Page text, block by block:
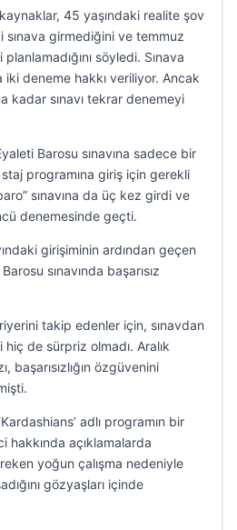
45 yaşındaki realite şov
sınava girmediğini ve temmuz
söyledi. Sınava
iki deneme hakkı veriliyor. Ancak
kadar sınavı tekrar denemeyi
Barosu sınavına sadece bir
programına giriş için gerekli
sınavına da üç kez girdi ve
denemesinde geçti.
girişiminin ardından geçen
sınavında başarısız
takip edenler için, sınavdan
de sürpriz olmadı. Aralık
başarısızlığın özgüvenini
adlı programın bir
hakkında açıklamalarda
yoğun çalışma nedeniyle
gözyaşları içinde